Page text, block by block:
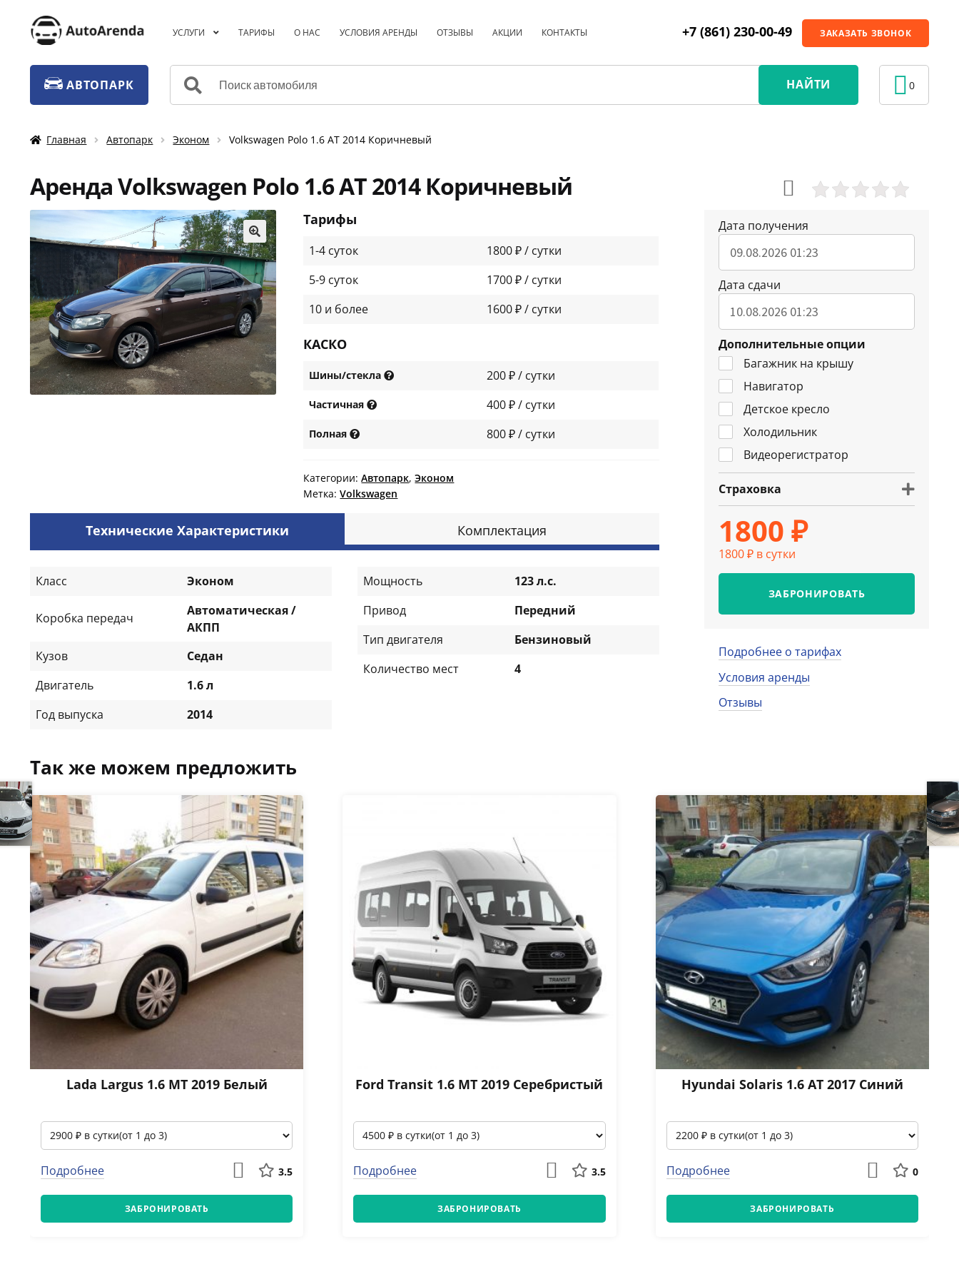
УСЛУГИ ТАРИФЫ О НАС УСЛОВИЯ АРЕНДЫ ОТЗЫВЫ АКЦИИ КОНТАКТЫ +7 (861) 230-00-49 ЗАКАЗАТЬ ЗВОНОК
АВТОПАРК
Искать:
НАЙТИ 0
Главная Автопарк Эконом Volkswagen Polo 1.6 АТ 2014 Коричневый
Аренда Volkswagen Polo 1.6 АТ 2014 Коричневый
🔍
Тарифы
1-4 суток
1800 ₽ / сутки
5-9 суток
1700 ₽ / сутки
10 и более
1600 ₽ / сутки
КАСКО
Шины/стекла 200 ₽ / сутки
Частичная 400 ₽ / сутки
Полная 800 ₽ / сутки
Категории:Автопарк,Эконом
Метка:Volkswagen
Технические Характеристики Комплектация
Класс Эконом
Коробка передач
Автоматическая /
АКПП
Кузов
Седан
Двигатель
1.6 л
Год выпуска
2014
Мощность
123 л.с.
Привод
Передний
Тип двигателя
Бензиновый
Количество мест
4
Дата получения
Дата сдачи
Дополнительные опции
Багажник на крышу
Навигатор
Детское кресло
Холодильник
Видеорегистратор
Страховка
1800 ₽
1800 ₽ в сутки
ЗАБРОНИРОВАТЬ
Подробнее о тарифах
Условия аренды
Отзывы
Так же можем предложить
Lada Largus 1.6 МТ 2019 Белый
Подробнее 3.5
ЗАБРОНИРОВАТЬ
Ford Тransit 1.6 МТ 2019 Серебристый
Подробнее 3.5
ЗАБРОНИРОВАТЬ
Hyundai Solaris 1.6 АТ 2017 Синий
Подробнее 0
ЗАБРОНИРОВАТЬ